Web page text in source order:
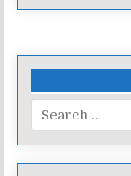
Search
for: